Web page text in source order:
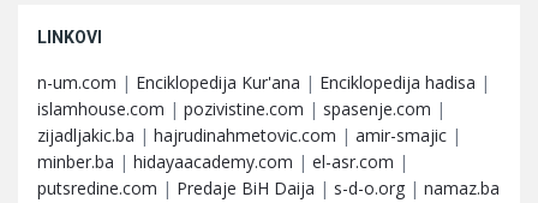
LINKOVI
n-um.com | Enciklopedija Kur'ana | Enciklopedija hadisa |
islamhouse.com | pozivistine.com | spasenje.com |
zijadljakic.ba | hajrudinahmetovic.com | amir-smajic |
minber.ba | hidayaacademy.com | el-asr.com |
putsredine.com | Predaje BiH Daija | s-d-o.org | namaz.ba